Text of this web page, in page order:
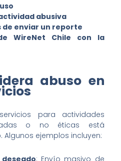
abusiva
de enviar un reporte
WireNet Chile con la
abuso en
para actividades
o no éticas está
ejemplos incluyen:
: Envío masivo de